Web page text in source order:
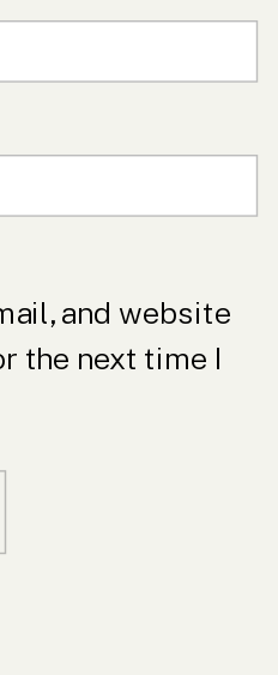
and website
the next time I